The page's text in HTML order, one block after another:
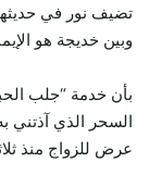
تضيف نور في
وبين خديجة هو
بأن خدمة “جلب
السحر الذي آذتني
عرض للزواج منذ